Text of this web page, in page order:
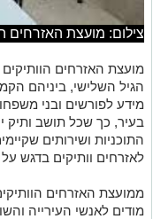
צילום: מועצת האזרחים
מועצת האזרחים
מידע לפורשים ובני
בעיר, כך שכל תושב ותיק
התוכניות ושירותים
לאזרחים וותיקים בדגש
ממועצת האזרחים
מודים לאנשי העירייה